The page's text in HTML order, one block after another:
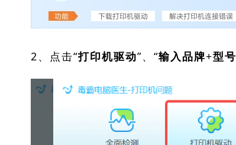
2、点击“打印机驱动”、“输入品牌+型号